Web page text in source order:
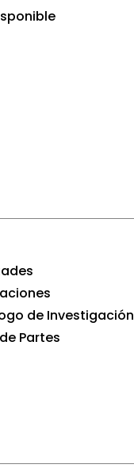
de Investigación
Partes